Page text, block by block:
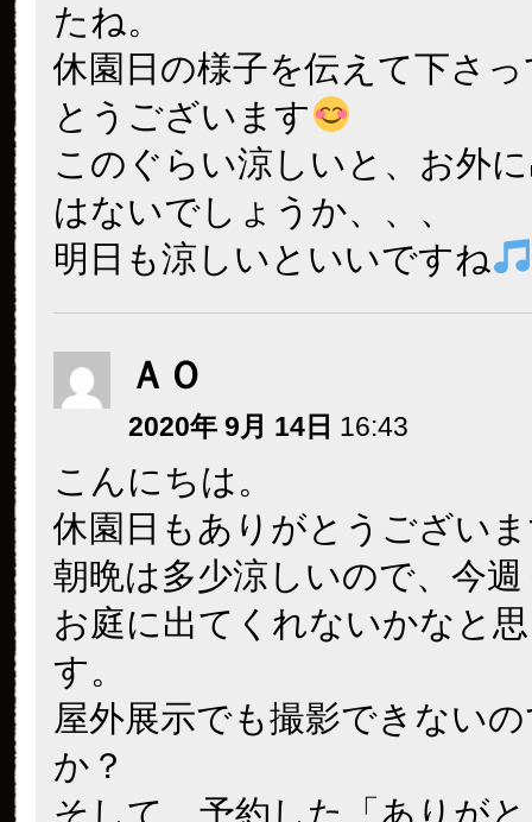
たね。
休園日の様子を伝えて下さ
とうございます
このぐらい涼しいと、お外
はないでしょうか、、、
明日も涼しいといいですね
ＡＯ
2020年 9月 14日 16:43
こんにちは。
休園日もありがとうござい
朝晩は多少涼しいので、今
お庭に出てくれないかなと
す。
屋外展示でも撮影できない
か？
そして、予約した「ありが